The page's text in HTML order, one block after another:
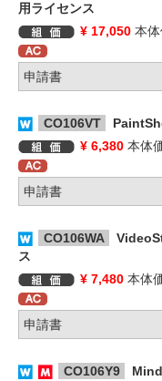
用ライセンス
¥ 17,050 本
CO106VT
¥ 6,380 本体
CO106WA
ス
¥ 7,480 本体
CO106Y9